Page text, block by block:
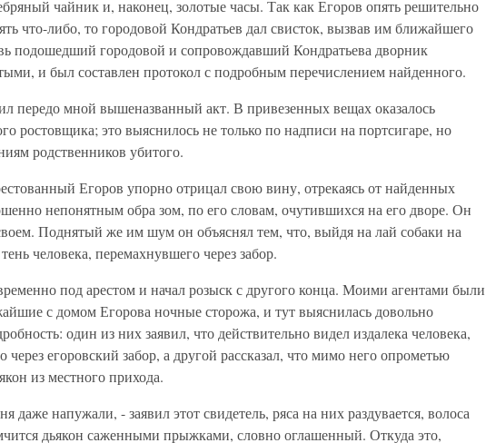
чайник и, наконец, золотые часы. Так как Егоров опять решительно
что-либо, то городовой Кондратьев дал свисток, вызвав им ближайшего
подошедший городовой и сопровождавший Кондратьева дворник
и был составлен протокол с подробным перечислением найденного.
передо мной вышеназванный акт. В привезенных вещах оказалось
ростовщика; это выяснилось не только по надписи на портсигаре, но
родственников убитого.
Егоров упорно отрицал свою вину, отрекаясь от найденных
непонятным обра зом, по его словам, очутившихся на его дворе. Он
Поднятый же им шум он объяснял тем, что, выйдя на лай собаки на
человека, перемахнувшего через забор.
под арестом и начал розыск с другого конца. Моими агентами были
с домом Егорова ночные сторожа, и тут выяснилась довольно
один из них заявил, что действительно видел издалека человека,
егоровский забор, а другой рассказал, что мимо него опрометью
из местного прихода.
даже напужали, - заявил этот свидетель, ряса на них раздувается, волоса
дьякон саженными прыжками, словно оглашенный. Откуда это,